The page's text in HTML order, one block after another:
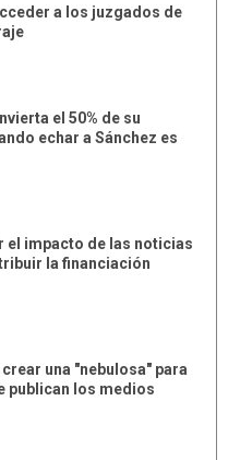
a los juzgados de
el 50% de su
echar a Sánchez es
el impacto de las noticias
la financiación
una "nebulosa" para
publican los medios